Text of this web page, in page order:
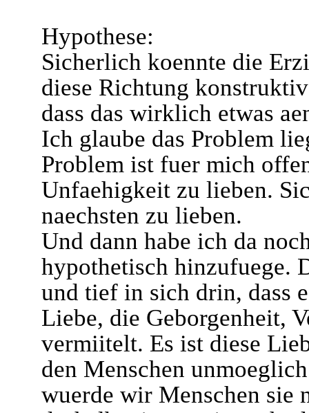
Hypothese:
Sicherlich koennte die
diese Richtung
dass das wirklich etwas
Ich glaube das Problem
Problem ist fuer mich
Unfaehigkeit zu lieben.
naechsten zu lieben.
Und dann habe ich da
hypothetisch hinzufuege.
und tief in sich drin, dass
Liebe, die Geborgenheit,
vermiitelt. Es ist diese
den Menschen
wuerde wir Menschen sie